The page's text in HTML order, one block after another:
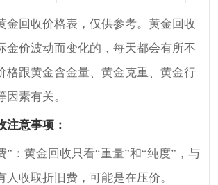
金回收价格表，仅供参考。黄金回收
金价波动而变化的，每天都会有所不
格跟黄金含金量、黄金克重、黄金行
因素有关。
注意事项：
”：黄金回收只看“重量”和“纯度”，与
人收取折旧费，可能是在压价。